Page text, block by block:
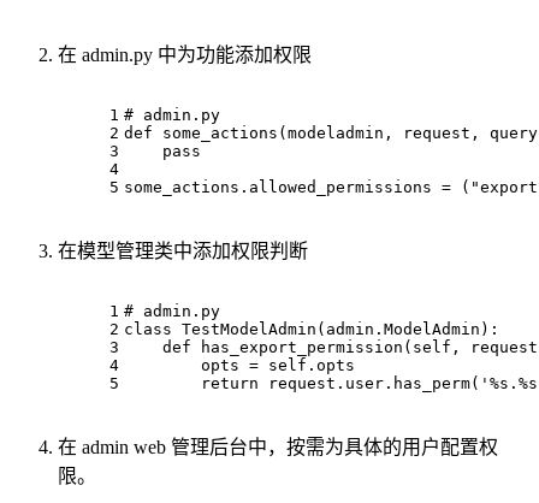
在 admin.py 中为功能添加权限
1
2
3
4
5
# admin.py
def
some_actions ( modeladmin, request,
pass
some_actions.allowed_permissions = (
在模型管理类中添加权限判断
1
2
3
4
5
# admin.py
class TestModelAdmin (admin.ModelAdmin):
def
has_export_permission ( self, request
        opts = self.opts
return request.user.has_perm(
在 admin web 管理后台中，按需为具体的用户配置权
限。